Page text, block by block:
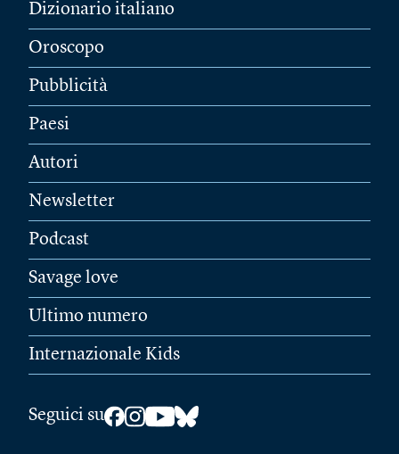
Dizionario italiano
Oroscopo
Pubblicità
Paesi
Autori
Newsletter
Podcast
Savage love
Ultimo numero
Internazionale Kids
Seguici su